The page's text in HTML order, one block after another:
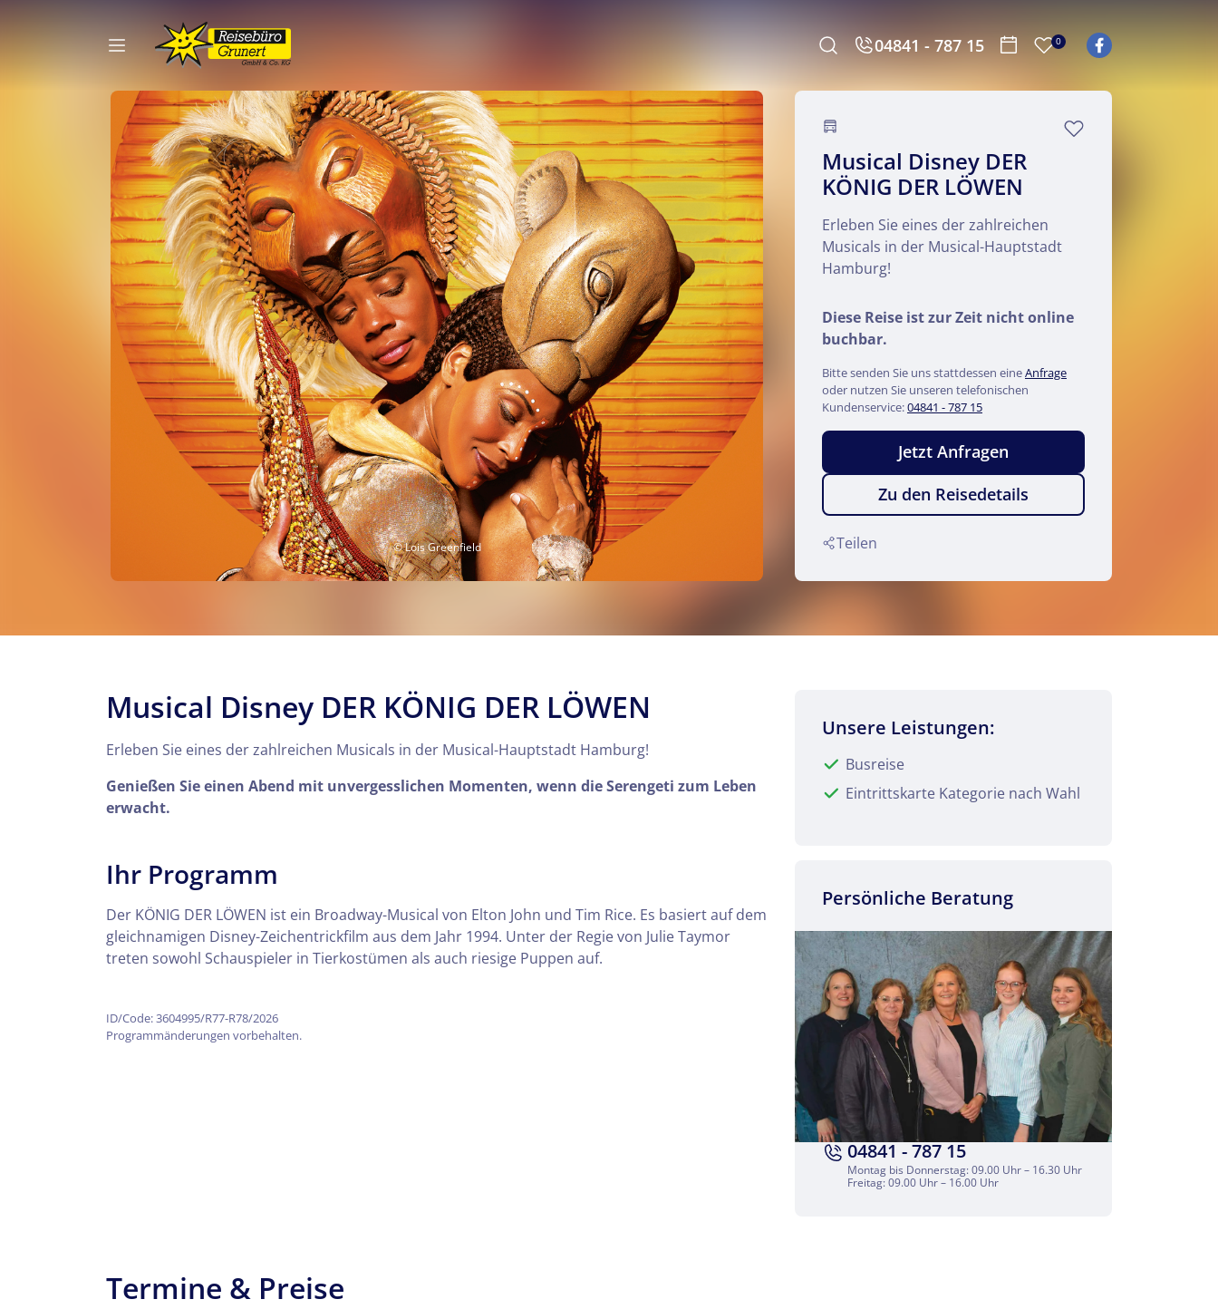
04841 - 787 15 0
© Lois Greenfield
Musical Disney DER
KÖNIG DER LÖWEN
Erleben Sie eines der zahlreichen
Musicals in der Musical-Hauptstadt
Hamburg!
Diese Reise ist zur Zeit nicht online
buchbar.
Bitte senden Sie uns stattdessen eineAnfrage
oder nutzen Sie unseren telefonischen
Kundenservice:04841 - 787 15
Jetzt Anfragen
Zu den Reisedetails
Teilen
Musical Disney DER KÖNIG DER LÖWEN
Erleben Sie eines der zahlreichen Musicals in der Musical-Hauptstadt Hamburg!
Genießen Sie einen Abend mit unvergesslichen Momenten, wenn die Serengeti zum Leben
erwacht.
Ihr Programm
Der KÖNIG DER LÖWEN ist ein Broadway-Musical von Elton John und Tim Rice. Es basiert auf dem
gleichnamigen Disney-Zeichentrickfilm aus dem Jahr 1994. Unter der Regie von Julie Taymor
treten sowohl Schauspieler in Tierkostümen als auch riesige Puppen auf.
ID/Code: 3604995/R77-R78/2026
Programmänderungen vorbehalten.
Unsere Leistungen:
Busreise
Eintrittskarte Kategorie nach Wahl
Persönliche Beratung
04841 - 787 15
Montag bis Donnerstag: 09.00 Uhr – 16.30 Uhr
Freitag: 09.00 Uhr – 16.00 Uhr
Termine & Preise